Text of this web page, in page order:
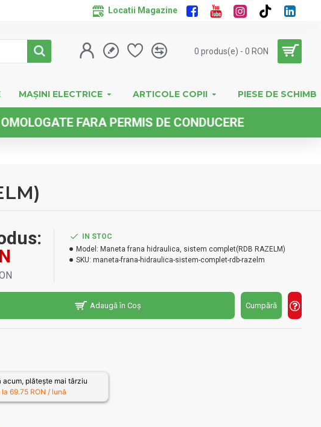
Locatii Magazine
0 produs(e) - 0 RON
MAȘINI ELECTRICE ARTICOLE COPII PIESE DE SCHIMB
FARA PERMIS DE CONDUCERE
IN STOC
Model: Maneta frana hidraulica, sistem complet(RDB RAZELM)
SKU: maneta-frana-hidraulica-sistem-complet-rdb-razelm
Adaugă în Coș Cumpără
acum, plătește mai târziu
la 69.75 RON / lună